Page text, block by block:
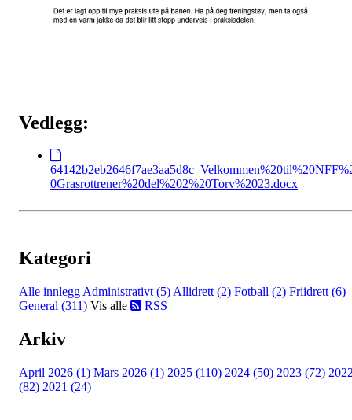
Vedlegg:
0Grasrottrener%20del%202%20Torv%2023.docx
Kategori
Alle innlegg Administrativt (5) Allidrett (2) Fotball (2) Friidrett (6)
General (311) Vis alle RSS
Arkiv
April 2026 (1) Mars 2026 (1) 2025 (110) 2024 (50) 2023 (72)
(82) 2021 (24)